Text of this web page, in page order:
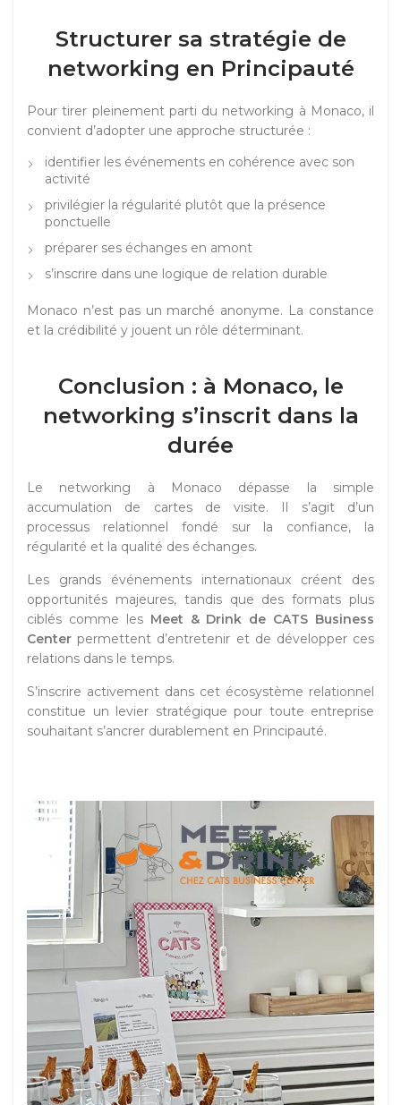
Structurer sa stratégie de
networking en Principauté
Pour tirer pleinement parti du networking à Monaco, il
convient d’adopter une approche structurée :
identifier les événements en cohérence avec son
activité
privilégier la régularité plutôt que la présence
ponctuelle
préparer ses échanges en amont
s’inscrire dans une logique de relation durable
Monaco n’est pas un marché anonyme. La constance
et la crédibilité y jouent un rôle déterminant.
Conclusion : à Monaco, le
networking s’inscrit dans la
durée
Le networking à Monaco dépasse la simple
accumulation de cartes de visite. Il s’agit d’un
processus relationnel fondé sur la confiance, la
régularité et la qualité des échanges.
Les grands événements internationaux créent des
opportunités majeures, tandis que des formats plus
ciblés comme les Meet & Drink de CATS Business
Center permettent d’entretenir et de développer ces
relations dans le temps.
S’inscrire activement dans cet écosystème relationnel
constitue un levier stratégique pour toute entreprise
souhaitant s’ancrer durablement en Principauté.